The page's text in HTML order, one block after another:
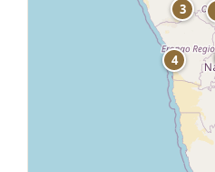
3
4